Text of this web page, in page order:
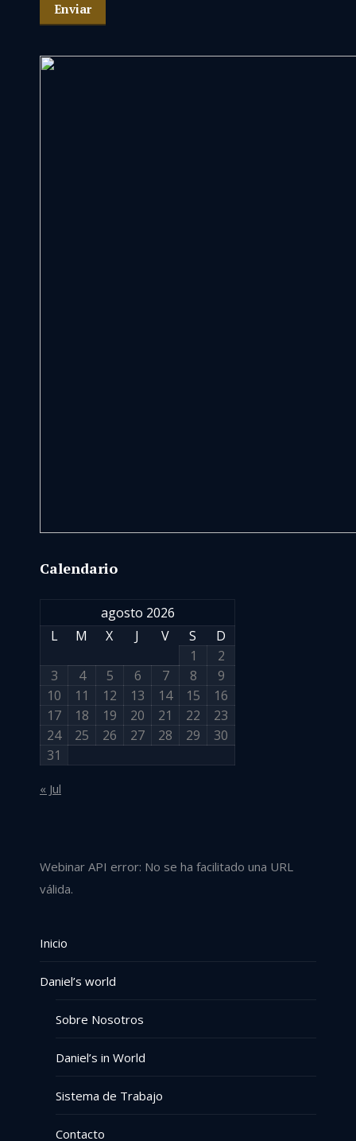
Enviar
Calendario
agosto 2026
L
M X J V S
D
1
2
3
4 5 6 7 8
9
10
11 12 13 14 15
16
17
18 19 20 21 22
23
24
25 26 27 28 29
30
31
« Jul
Webinar API error: No se ha facilitado una URL
válida.
Inicio
Daniel’s world
Sobre Nosotros
Daniel’s in World
Sistema de Trabajo
Contacto